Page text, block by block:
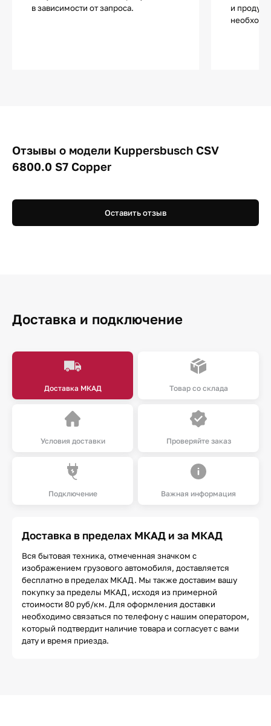
в зависимости от запроса.
и
Отзывы о модели Kuppersbusch CSV
6800.0 S7 Copper
Оставить отзыв
Доставка и подключение
Доставка МКАД Товар со склада
Условия доставки Проверяйте заказ
Подключение Важная информация
Доставка в пределах МКАД и за МКАД
Вся бытовая техника, отмеченная значком с
изображением грузового автомобиля, доставляется
бесплатно в пределах МКАД. Мы также доставим вашу
покупку за пределы МКАД, исходя из примерной
стоимости 80 руб/км. Для оформления доставки
необходимо связаться по телефону с нашим оператором,
который подтвердит наличие товара и согласует с вами
дату и время приезда.